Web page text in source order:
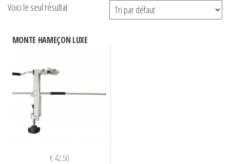
Voici le seul résultat
MONTE HAMEÇON LUXE
€42,50